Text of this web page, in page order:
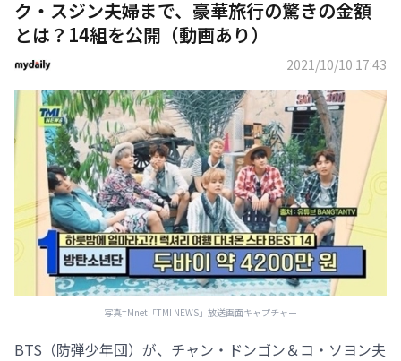
ク・スジン夫婦まで、豪華旅行の驚きの金額
とは？14組を公開（動画あり）
2021/10/10 17:43
写真=Mnet「TMI NEWS」放送画面キャプチャー
BTS（防弾少年団）が、チャン・ドンゴン＆コ・ソヨン夫